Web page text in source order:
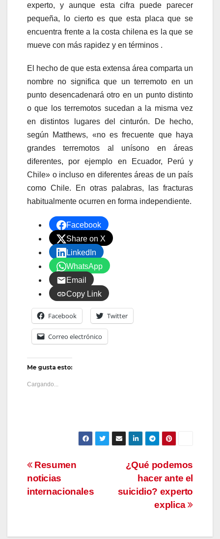
experto, y aunque esta cifra puede parecer
pequeña, lo cierto es que esta placa que se
encuentra frente a la costa chilena es la que se
mueve con más rapidez y en términos .
El hecho de que esta extensa área comparta un
nombre no significa que un terremoto en un
punto desencadenará otro en un punto distinto
o que los terremotos sucedan a la misma vez
en distintos lugares del cinturón. De hecho,
según Matthews, «no es frecuente que haya
grandes terremotos al unísono en áreas
diferentes, por ejemplo en Ecuador, Perú y
Chile» o incluso en diferentes áreas de un país
como Chile. En otras palabras, las fracturas
habitualmente ocurren en forma independiente.
Facebook
Share on X
LinkedIn
WhatsApp
Email
Copy Link
Facebook Twitter
Correo electrónico
Me gusta esto:
Cargando...
Navegación
de
¿Qué podemos
hacer ante el
suicidio? experto
explica
Resumen
noticias
internacionales